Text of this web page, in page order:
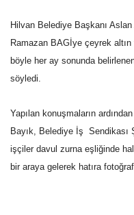
Hilvan Belediye Başkanı
Ramazan BAGİye çeyrek
böyle her ay sonunda
söyledi.
Yapılan konuşmaların
Bayık, Belediye İş 
işçiler davul zurna eşliğinde
bir araya gelerek hatıra